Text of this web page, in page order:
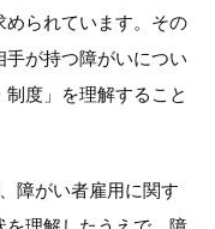
られています。その
が持つ障がいについ
度」を理解すること
障がい者雇⽤に関す